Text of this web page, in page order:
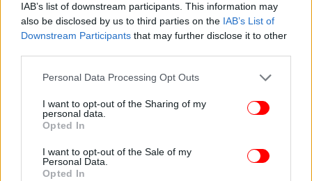
IAB’s list of downstream participants. This information may
also be disclosed by us to third parties on the IAB’s List of
Downstream Participants that may further disclose it to other
Please note that this website/app uses one or more Google
not limited to your visit or usage behaviour. You may click to
grant or deny consent to Google and its third-party tags to
use your data for below specified purposes in below Google
consent section.
Personal Data Processing Opt Outs
I want to opt-out of the Sharing of my
personal data.
Opted In
I want to opt-out of the Sale of my
Personal Data.
Opted In
ΠΕΡΙΣΣΟΤΕΡΑ ΒΙΝΤΕΟ